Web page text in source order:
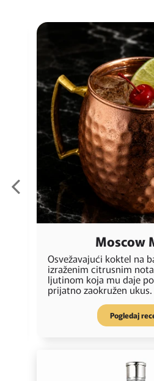
Moscow
Osvežavajući koktel na
izraženim citrusnim
ljutinom koja mu daje
prijatno zaokružen ukus.
Pogledaj